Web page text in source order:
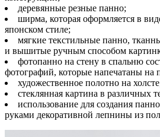
деревянные резные панно;
ширма, которая оформляется в
японском стиле;
мягкие текстильные панно,
и вышитые ручным способом
фотопанно на стену в спальню
фотографий, которые напечатаны на
художественное полотно на
стеклянная картина в различных
использование для создания
руками декоративной лепнины из